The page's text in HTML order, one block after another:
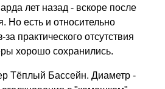
лет назад - вскоре после
Но есть и относительно
практического отсутствия
хорошо сохранились.
Тёплый Бассейн. Диаметр -